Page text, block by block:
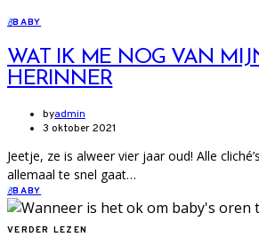
BBABY
WAT IK ME NOG VAN
HERINNER
byadmin
3 oktober 2021
Jeetje, ze is alweer vier jaar oud! Alle
allemaal te snel gaat…
BBABY
VERDER LEZEN